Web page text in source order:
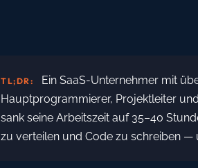
TL;DR:
Ein SaaS-Unternehmer mit
Hauptprogrammierer, Projektleiter
sank seine Arbeitszeit auf 35–40
zu verteilen und Code zu schreiben —